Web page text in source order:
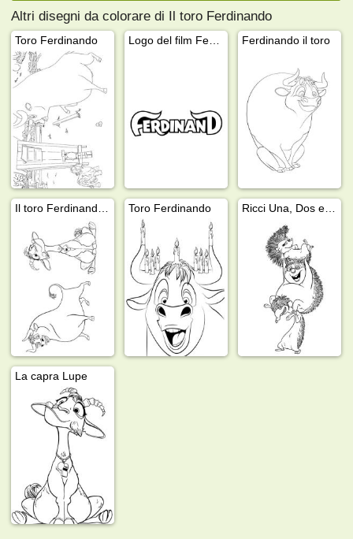
Altri disegni da colorare di Il toro Ferdinando
Toro Ferdinando Ferdinando il toro
Toro Ferdinando
La capra Lupe